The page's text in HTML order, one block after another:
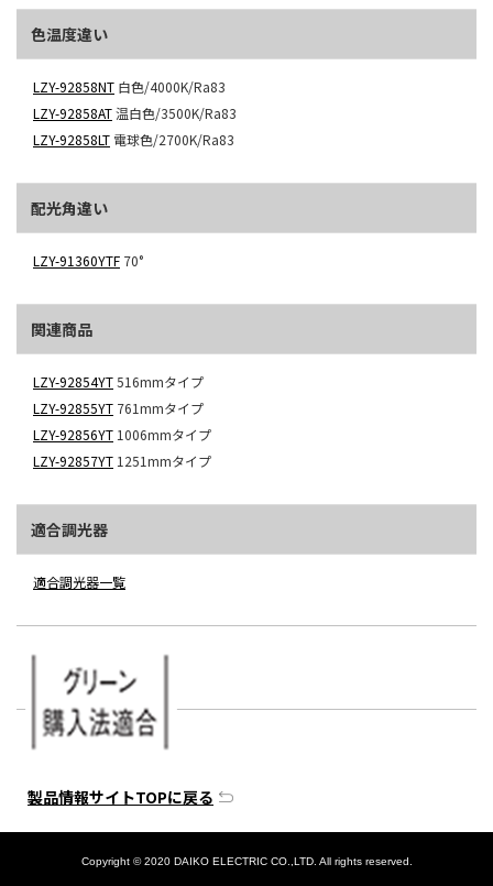
色温度違い
LZY-92858NT 白色/4000K/Ra83
LZY-92858AT温白色/3500K/Ra83
LZY-92858LT 電球色/2700K/Ra83
配光角違い
LZY-91360YTF 70°
関連商品
LZY-92854YT516mmタイプ
LZY-92855YT 761mmタイプ
LZY-92856YT 1006mmタイプ
LZY-92857YT 1251mmタイプ
適合調光器
適合調光器一覧
製品情報サイトTOPに戻る
Copyright © 2020 DAIKO ELECTRIC CO.,LTD. All rights reserved.